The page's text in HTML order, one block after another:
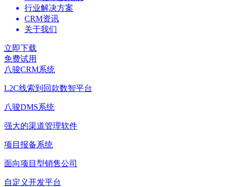
行业解决方案
CRM资讯
关于我们
立即下载
免费试用
八骏CRM系统
L2C线索到回款数智平台
八骏DMS系统
强大的渠道管理软件
项目报备系统
面向项目型销售公司
自定义开发平台